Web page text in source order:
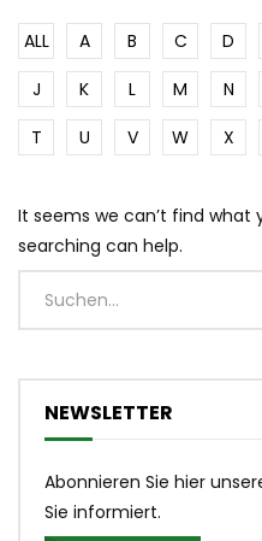
ALL A B C D
J
K L M N
T
U V W X
It seems we can’t find what
searching can help.
NEWSLETTER
Abonnieren Sie hier
Sie informiert.